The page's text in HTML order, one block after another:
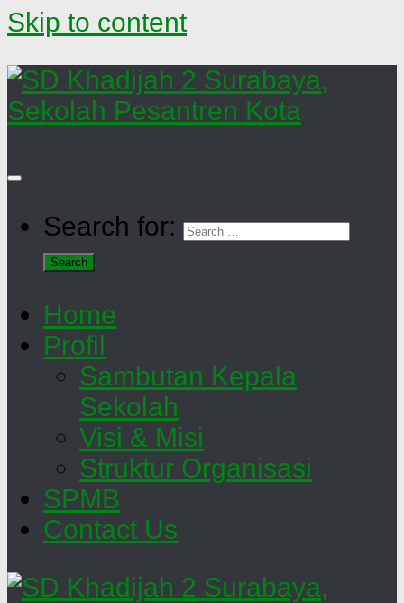
Skip to content
Search for:
Home
Profil
Sambutan Kepala
Sekolah
Visi & Misi
Struktur Organisasi
SPMB
Contact Us